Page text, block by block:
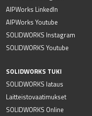
AIPWorks LinkedIn
AIPWorks Youtube
SOLIDWORKS Instagram
SOLIDWORKS Youtube
SOLIDWORKS TUKI
SOLIDWORKS lataus
Laitteistovaatimukset
SOLIDWORKS Online